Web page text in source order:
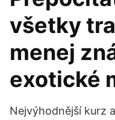
všetky
menej
exotické
Nejvýhodnější kurz